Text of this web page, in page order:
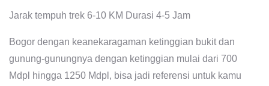
Jarak tempuh trek 6-10 KM Durasi 4-5 Jam
Bogor dengan keanekaragaman ketinggian bukit dan
gunung-gunungnya dengan ketinggian mulai dari 700
Mdpl hingga 1250 Mdpl, bisa jadi referensi untuk kamu